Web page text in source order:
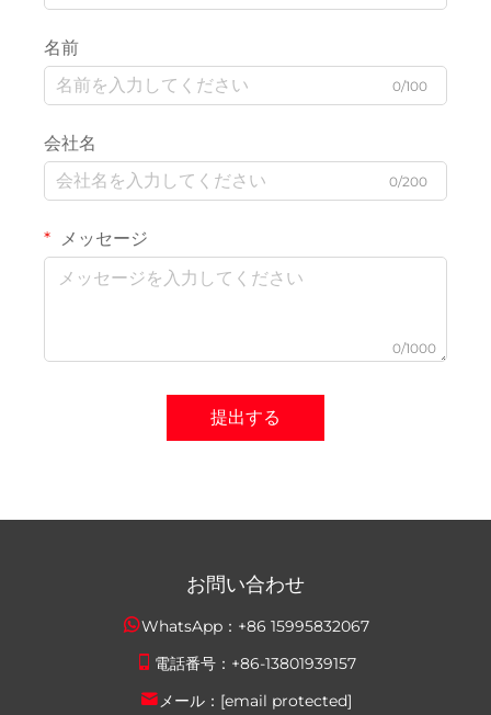
名前
0/100
会社名
0/200
メッセージ
0/1000
提出する
お問い合わせ
WhatsApp： +86 15995832067
電話番号： +86-13801939157
メール： [email protected]